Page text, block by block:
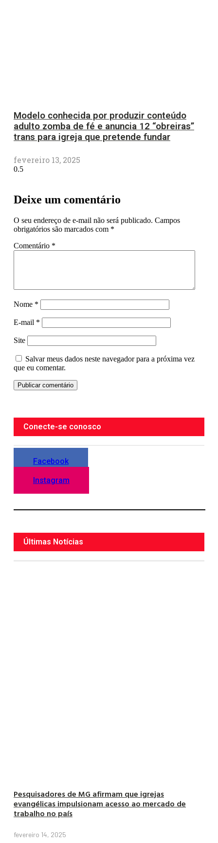
Modelo conhecida por produzir conteúdo
adulto zomba de fé e anuncia 12 “obreiras”
trans para igreja que pretende fundar
fevereiro 13, 2025
Deixe um comentário
O seu endereço de e-mail não será publicado. Campos
obrigatórios são marcados com *
Comentário *
Nome *
E-mail *
Site
Salvar meus dados neste navegador para a próxima vez
que eu comentar.
Conecte-se conosco
Facebook
Instagram
Últimas Notícias
Pesquisadores de MG afirmam que igrejas
evangélicas impulsionam acesso ao mercado de
trabalho no país
fevereiro 14, 2025